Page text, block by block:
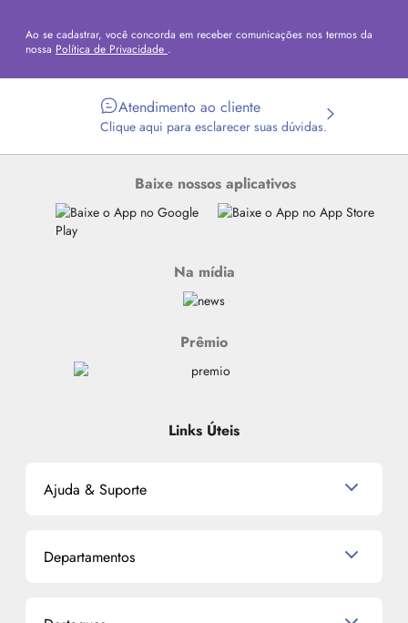
Ao se cadastrar, você concorda em receber comunicações nos termos da
nossa Política de Privacidade .
Atendimento ao cliente
Clique aqui para esclarecer suas dúvidas.
Baixe nossos aplicativos
Na mídia
Prêmio
Links Úteis
Ajuda & Suporte
Política de Devolução
Departamentos